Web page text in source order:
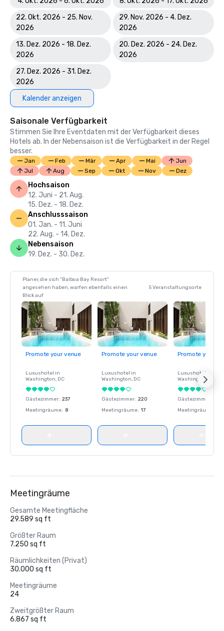
22. Okt. 2026 - 25. Nov.
2026
29. Nov. 2026 - 4. Dez.
2026
13. Dez. 2026 - 18. Dez.
2026
20. Dez. 2026 - 24. Dez.
2026
27. Dez. 2026 - 31. Dez.
2026
Kalender anzeigen
Saisonale Verfügbarkeit
Stimmen Sie Ihre Eventdaten mit der Verfügbarkeit dieses
Hotels ab. In der Nebensaison ist die Verfügbarkeit in der Regel
besser.
Jan Feb Mär Apr Mai
Jun
Jul
Aug Sep Okt Nov Dez
Hochsaison
12. Juni - 21. Aug.
15. Dez. - 18. Dez.
Anschlusssaison
01. Jan. - 11. Juni
22. Aug. - 14. Dez.
Nebensaison
19. Dez. - 30. Dez.
Planer, die sich "Balboa Bay Resort"
angesehen haben, warfen ebenfalls einen
Blick auf
5 Veranstaltungsorte
Promote your venue
Luxushotel in
Washington, DC
Gästezimmer: 237
Meetingräume: 8
Promote your venue
Luxushotel in
Washington, DC
Gästezimmer: 220
Meetingräume: 17
Promote your
Luxushotel in
Washington
Gästezimmer
Meetingräume
Meetingräume
Gesamte Meetingfläche
29.589 sq ft
Größter Raum
7.250 sq ft
Räumlichkeiten (Privat)
30.000 sq ft
Meetingräume
24
Zweitgrößter Raum
6.867 sq ft